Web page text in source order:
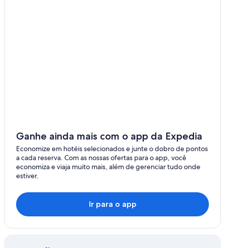
Ganhe ainda mais com o app da Expedia
Economize em hotéis selecionados e junte o dobro de pontos
a cada reserva. Com as nossas ofertas para o app, você
economiza e viaja muito mais, além de gerenciar tudo onde
estiver.
Ir para o app